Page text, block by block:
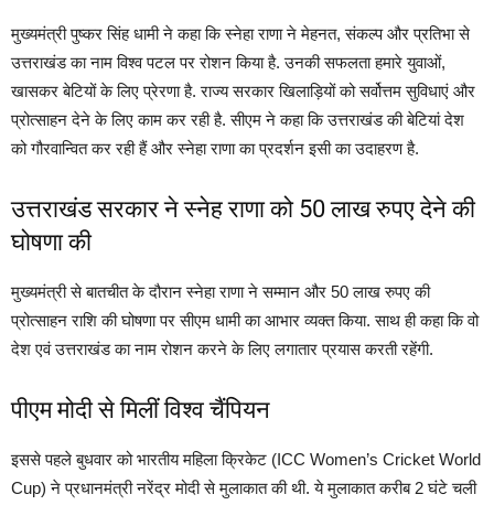
मुख्यमंत्री पुष्कर सिंह धामी ने कहा कि स्नेहा राणा ने मेहनत, संकल्प और प्रतिभा से
उत्तराखंड का नाम विश्व पटल पर रोशन किया है. उनकी सफलता हमारे युवाओं,
खासकर बेटियों के लिए प्रेरणा है. राज्य सरकार खिलाड़ियों को सर्वोत्तम सुविधाएं और
प्रोत्साहन देने के लिए काम कर रही है. सीएम ने कहा कि उत्तराखंड की बेटियां देश
को गौरवान्वित कर रही हैं और स्नेहा राणा का प्रदर्शन इसी का उदाहरण है.
उत्तराखंड सरकार ने स्नेह राणा को 50 लाख रुपए देने की
घोषणा की
मुख्यमंत्री से बातचीत के दौरान स्नेहा राणा ने सम्मान और 50 लाख रुपए की
प्रोत्साहन राशि की घोषणा पर सीएम धामी का आभार व्यक्त किया. साथ ही कहा कि वो
देश एवं उत्तराखंड का नाम रोशन करने के लिए लगातार प्रयास करती रहेंगी.
पीएम मोदी से मिलीं विश्व चैंपियन
इससे पहले बुधवार को भारतीय महिला क्रिकेट (ICC Women’s Cricket World
Cup) ने प्रधानमंत्री नरेंद्र मोदी से मुलाकात की थी. ये मुलाकात करीब 2 घंटे चली